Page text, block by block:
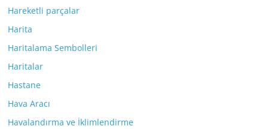
Hareketli parçalar
Harita
Haritalama Sembolleri
Haritalar
Hastane
Hava Aracı
Havalandırma ve İklimlendirme